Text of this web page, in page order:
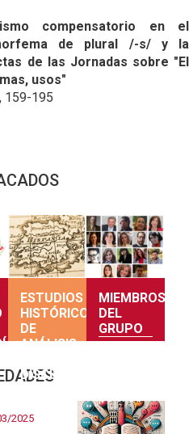
compensatorio en el
de plural /-s/ y la
de las Jornadas sobre "El
usos"
159-195
ESTUDIOS
HISTÓRICOS
DE
ANÁLISIS
DISCURSO
estudios
MIEMBROS
DEL
GRUPO
perfiles
2025